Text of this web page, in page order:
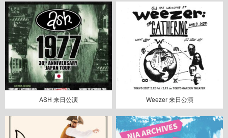
ASH 来日公演 Weezer 来日公演